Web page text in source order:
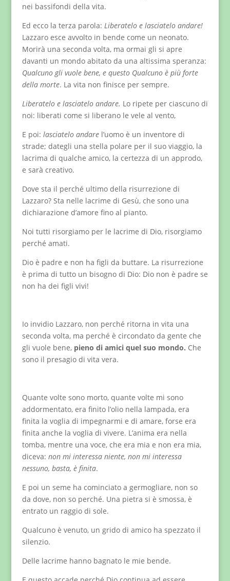
nei bassifondi della vita.
Ed ecco la terza parola: Liberatelo e lasciatelo andare!
Lazzaro esce avvolto in bende come un neonato.
Morirà una seconda volta, ma ormai gli si apre
davanti un mondo abitato da una altissima speranza:
Qualcuno gli vuole bene, e questo Qualcuno è più forte
della morte. La vita non finisce per sempre.
Liberatelo e lasciatelo andare. Lo ripete per ciascuno di
noi: liberati come si liberano le vele al vento,
E poi: lasciatelo andarel’uomo è un inventore di
strade; dategli una stella polare per il suo viaggio, la
lacrima di qualche amico, la certezza di un approdo,
e sarà creativo.
Dove sta il perché ultimo della risurrezione di
Lazzaro? Sta nelle lacrime di Gesù, che sono una
dichiarazione d’amore fino al pianto.
Noi tutti risorgiamo per le lacrime di Dio, risorgiamo
perché amati.
Dio è padre e non ha figli da buttare. La risurrezione
è prima di tutto un bisogno di Dio: Dio non è padre se
non ha dei figli vivi!
Io invidio Lazzaro, non perché ritorna in vita una
seconda volta, ma perché è circondato da gente che
gli vuole bene, pieno di amici quel suo mondo. Che
sono il presagio di vita vera.
Quante volte sono morto, quante volte mi sono
addormentato, era finito l’olio nella lampada, era
finita la voglia di impegnarmi e di amare, forse era
finita anche la voglia di vivere. L’anima era nella
tomba, mentre una voce, che era mia e non era mia,
diceva: non mi interessa niente, non mi interessa
nessuno, basta, è finita.
E poi un seme ha cominciato a germogliare, non so
da dove, non so perché. Una pietra si è smossa, è
entrato un raggio di sole.
Qualcuno è venuto, un grido di amico ha spezzato il
silenzio.
Delle lacrime hanno bagnato le mie bende.